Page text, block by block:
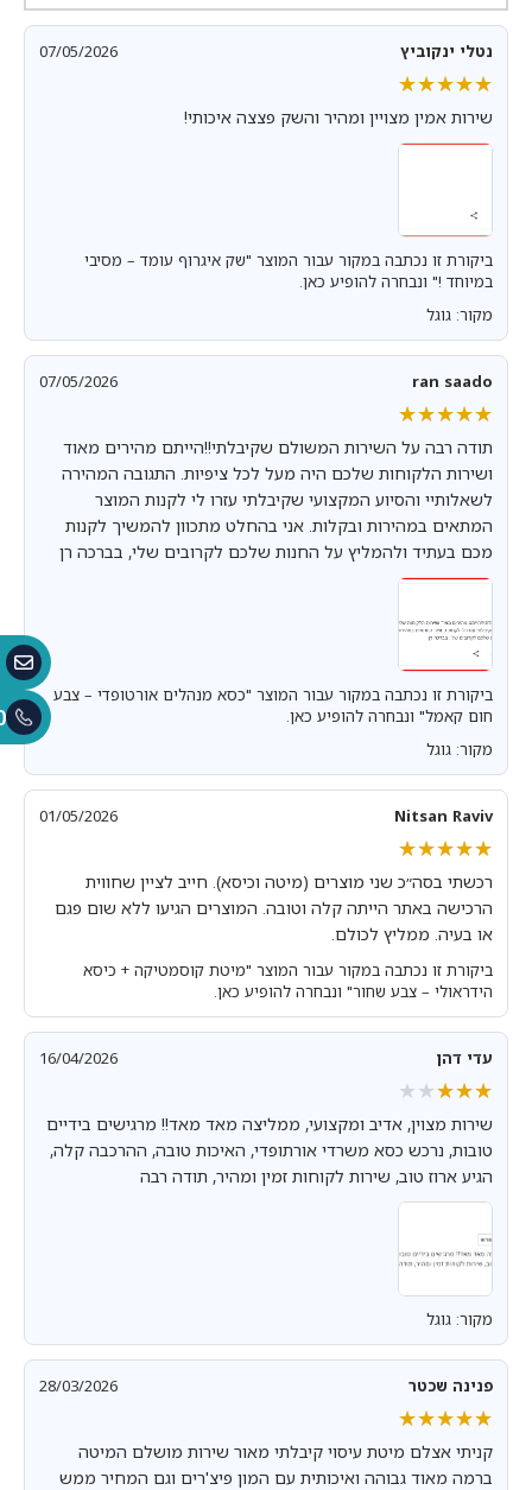
נטלי ינקוביץ 07/05/2026
★★★★★
★★★★★
שירות אמין מצויין ומהיר והשק פצצה איכותי!
ביקורת זו נכתבה במקור עבור המוצר "שק איגרוף עומד – מסיבי
במיוחד !" ונבחרה להופיע כאן.
מקור: גוגל
ran saado
07/05/2026
★★★★★
★★★★★
תודה רבה על השירות המשולם שקיבלתי!!הייתם מהירים מאוד
ושירות הלקוחות שלכם היה מעל לכל ציפיות. התגובה המהירה
לשאלותיי והסיוע המקצועי שקיבלתי עזרו לי לקנות המוצר
המתאים במהירות ובקלות. אני בהחלט מתכוון להמשיך לקנות
מכם בעתיד ולהמליץ על החנות שלכם לקרובים שלי, בברכה רן
ביקורת זו נכתבה במקור עבור המוצר "כסא מנהלים אורטופדי – צבע
חום קאמל" ונבחרה להופיע כאן.
מקור: גוגל
Nitsan Raviv
01/05/2026
★★★★★
★★★★★
רכשתי בסה״כ שני מוצרים (מיטה וכיסא). חייב לציין שחווית
הרכישה באתר הייתה קלה וטובה. המוצרים הגיעו ללא שום פגם
או בעיה. ממליץ לכולם.
ביקורת זו נכתבה במקור עבור המוצר "מיטת קוסמטיקה + כיסא
הידראולי – צבע שחור" ונבחרה להופיע כאן.
עדי דהן 16/04/2026
★★★★★
★★★★★
שירות מצוין, אדיב ומקצועי, ממליצה מאד מאד!! מרגישים בידיים
טובות, נרכש כסא משרדי אורתופדי, האיכות טובה, ההרכבה קלה,
הגיע ארוז טוב, שירות לקוחות זמין ומהיר, תודה רבה
מקור: גוגל
פנינה שכטר 28/03/2026
★★★★★
★★★★★
קניתי אצלם מיטת עיסוי קיבלתי מאור שירות מושלם המיטה
ברמה מאוד גבוהה ואיכותית עם המון פיצ'רים וגם המחיר ממש